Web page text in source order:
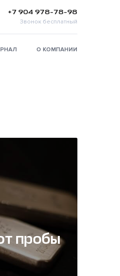
+7 904 978-78-98
Звонок бесплатный
О КОМПАНИИ
пробы